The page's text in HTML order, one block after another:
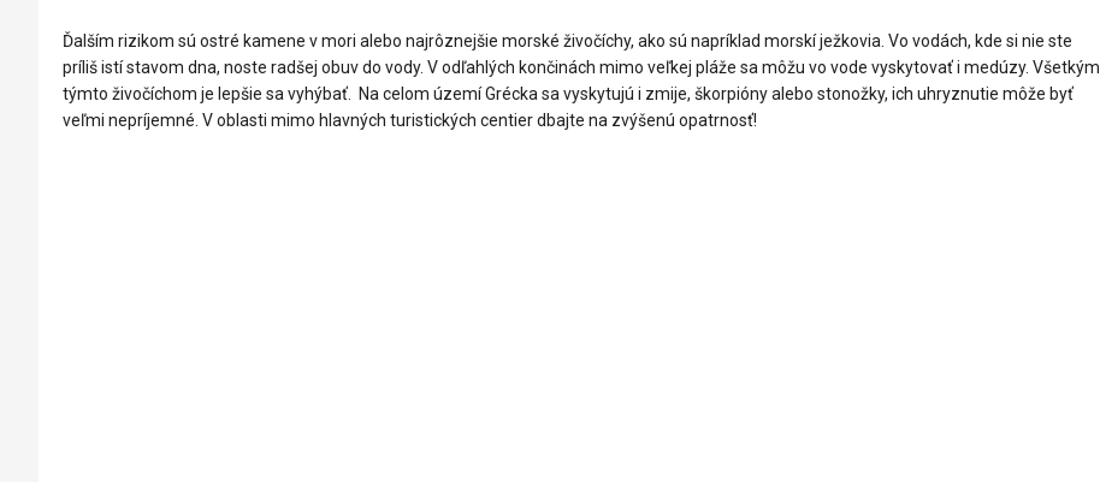
Ďalším rizikom sú ostré kamene v mori alebo najrôznejšie morské živočíchy, ako sú napríklad morskí ježkovia. Vo vodách, kde si nie ste
príliš istí stavom dna, noste radšej obuv do vody. V odľahlých končinách mimo veľkej pláže sa môžu vo vode vyskytovať i medúzy. Všetkým
týmto živočíchom je lepšie sa vyhýbať. Na celom území Grécka sa vyskytujú i zmije, škorpióny alebo stonožky, ich uhryznutie môže byť
veľmi nepríjemné. V oblasti mimo hlavných turistických centier dbajte na zvýšenú opatrnosť!